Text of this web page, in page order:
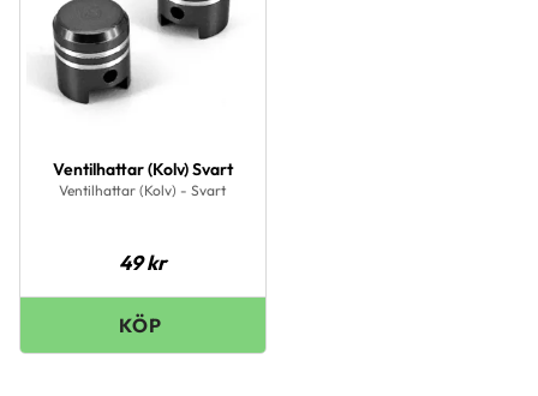
Ventilhattar (Kolv) Svart
Ventilhattar (Kolv) - Svart
49kr